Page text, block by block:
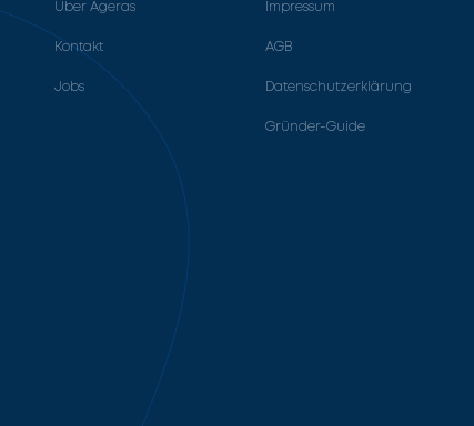
Über Ageras
Kontakt
Jobs
Impressum
AGB
Datenschutzerklärung
Gründer-Guide